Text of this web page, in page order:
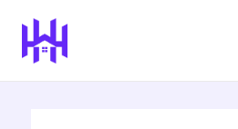
contenu